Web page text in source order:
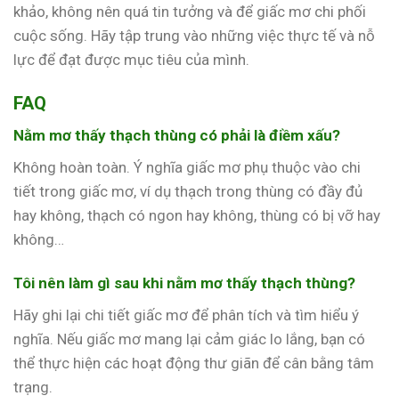
khảo, không nên quá tin tưởng và để giấc mơ chi phối
cuộc sống. Hãy tập trung vào những việc thực tế và nỗ
lực để đạt được mục tiêu của mình.
FAQ
Nằm mơ thấy thạch thùng có phải là điềm xấu?
Không hoàn toàn. Ý nghĩa giấc mơ phụ thuộc vào chi
tiết trong giấc mơ, ví dụ thạch trong thùng có đầy đủ
hay không, thạch có ngon hay không, thùng có bị vỡ hay
không…
Tôi nên làm gì sau khi nằm mơ thấy thạch thùng?
Hãy ghi lại chi tiết giấc mơ để phân tích và tìm hiểu ý
nghĩa. Nếu giấc mơ mang lại cảm giác lo lắng, bạn có
thể thực hiện các hoạt động thư giãn để cân bằng tâm
trạng.